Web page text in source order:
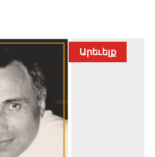
Արեւելք